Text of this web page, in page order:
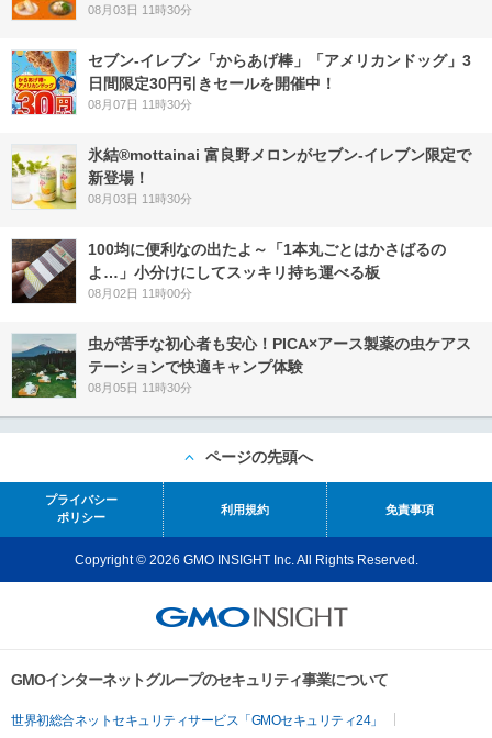
08月03日 11時30分
セブン‐イレブン「からあげ棒」「アメリカンドッグ」3
日間限定30円引きセールを開催中！
08月07日 11時30分
氷結®mottainai 富良野メロンがセブン‐イレブン限定で
新登場！
08月03日 11時30分
100均に便利なの出たよ～「1本丸ごとはかさばるの
よ…」小分けにしてスッキリ持ち運べる板
08月02日 11時00分
虫が苦手な初心者も安心！PICA×アース製薬の虫ケアス
テーションで快適キャンプ体験
08月05日 11時30分
ページの先頭へ
プライバシー
ポリシー
利用規約 免責事項
Copyright © 2026 GMO INSIGHT Inc. All Rights Reserved.
GMOインターネットグループのセキュリティ事業について
世界初総合ネットセキュリティサービス「GMOセキュリティ24」